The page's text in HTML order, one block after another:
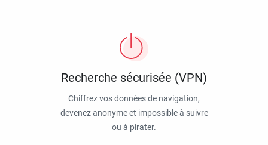
Recherche sécurisée (VPN)
Chiffrez vos données de navigation,
devenez anonyme et impossible à suivre
ou à pirater.